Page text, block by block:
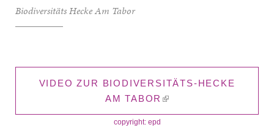
Biodiversitäts Hecke Am Tabor
VIDEO ZUR BIODIVERSITÄTS-HECKE
AM TABOR
copyright: epd